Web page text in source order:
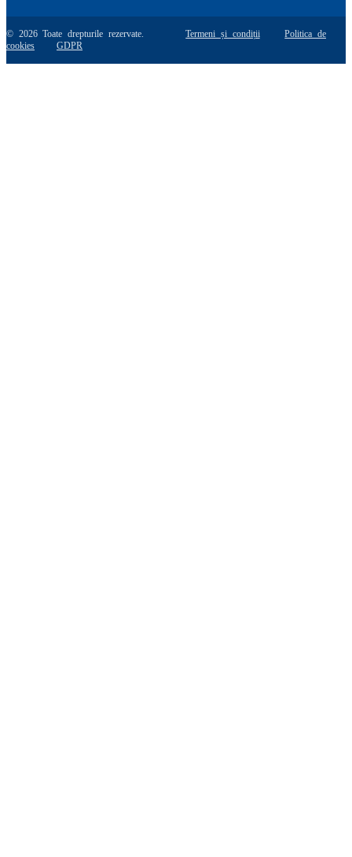
© 2026 Toate drepturile rezervate.Termeni și condiții
Politica de
cookies
GDPR